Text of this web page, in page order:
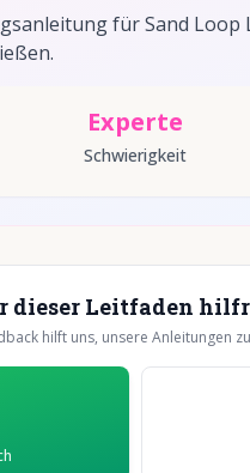
für Sand Loop
Experte
Schwierigkeit
dieser Leitfaden
hilft uns, unsere Anleitungen